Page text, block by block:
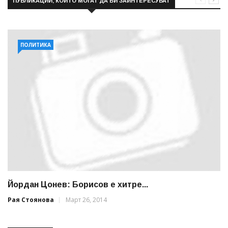
ПОЛИТИКА
Йордан Цонев: Борисов е хитре...
Рая Стоянова
Март 26, 2014